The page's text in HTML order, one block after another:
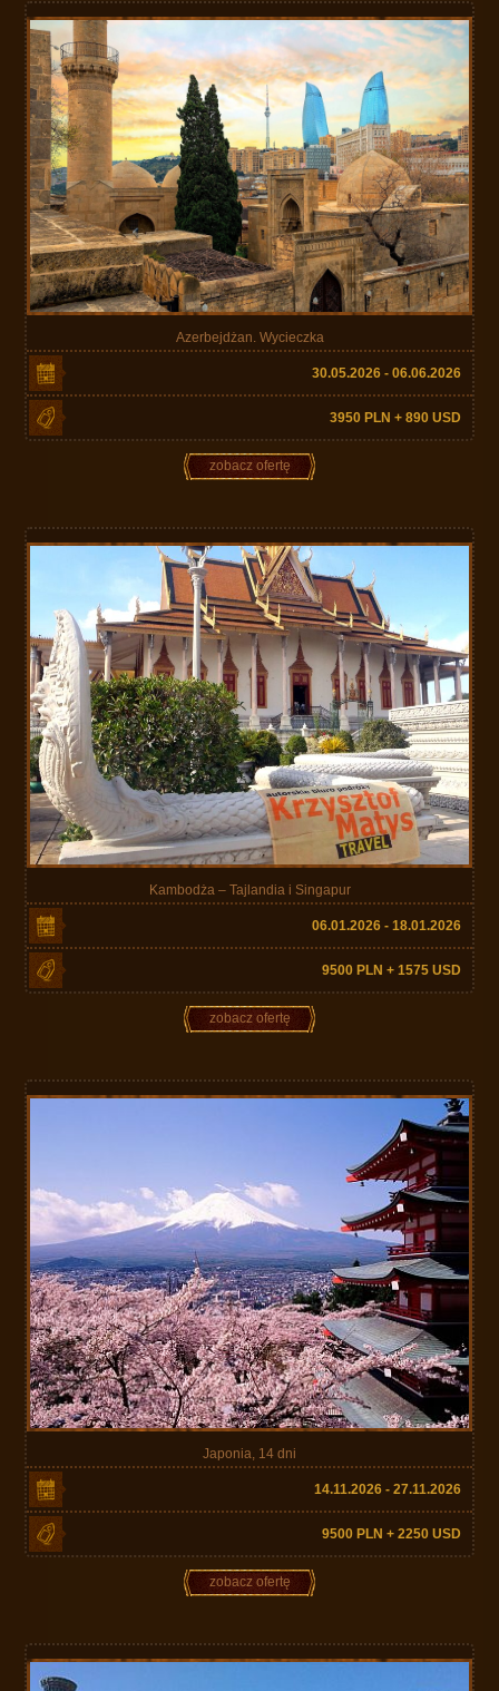
Azerbejdżan. Wycieczka
30.05.2026 - 06.06.2026
3950 PLN + 890 USD
zobacz ofertę
Kambodża – Tajlandia i Singapur
06.01.2026 - 18.01.2026
9500 PLN + 1575 USD
zobacz ofertę
Japonia, 14 dni
14.11.2026 - 27.11.2026
9500 PLN + 2250 USD
zobacz ofertę